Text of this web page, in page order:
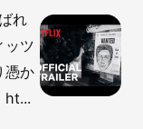
れ
ッツ
憑か
ht...